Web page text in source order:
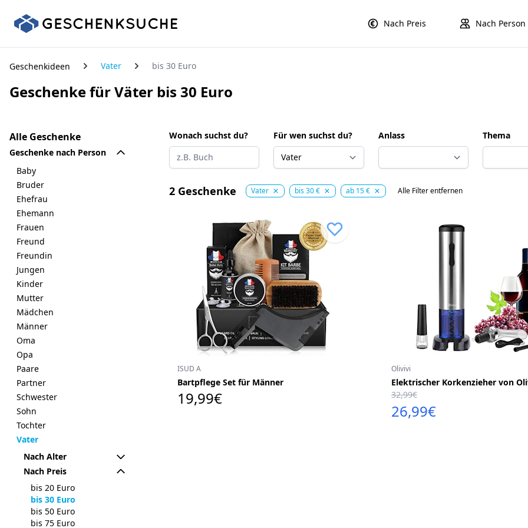
Nach Preis Nach Person
Geschenkideen Vater bis 30 Euro
Geschenke für Väter bis 30 Euro
Alle Geschenke
Geschenke nach Person
Baby
Bruder
Ehefrau
Ehemann
Frauen
Freund
Freundin
Jungen
Kinder
Mutter
Mädchen
Männer
Oma
Opa
Paare
Partner
Schwester
Sohn
Tochter
Vater
Nach Alter
Nach Preis
bis 20 Euro
bis 30 Euro
bis 50 Euro
bis 75 Euro
2 Geschenke Vater bis 30 € ab 15 € Alle Filter entfernen
Wonach suchst du? Für wen suchst du? Anlass Thema
ISUD A
Bartpflege Set für Männer
19,99€
Olivivi
Elektrischer Korkenzieher von
32,99€
26,99€